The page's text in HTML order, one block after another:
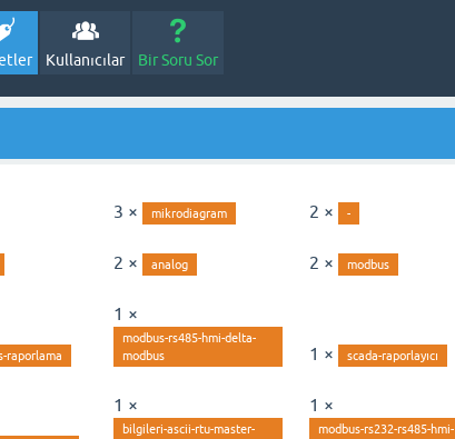
Kullanıcılar Bir Soru Sor
3 × mikrodiagram 2 × -
2 × analog 2 × modbus
raporlama
1 ×
modbus-rs485-hmi-delta-
modbus
1 × scada-raporlayıcı
1 ×
bilgileri-ascii-rtu-master-
1 ×
modbus-rs232-rs485-hmi-